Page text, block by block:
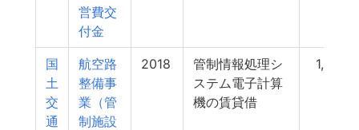
営費交
付金
国
土
交
通
航空路
整備事
業（管
制施設
2018
管制情報処理シ
ステム電子計算
機の賃貸借
1,250